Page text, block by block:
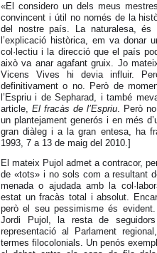
«El considero un dels meus
convincent i útil no només de la
del nostre país. La naturalesa,
l’explicació històrica, em va donar
col·lectiu i la direcció que el país
això va anar agafant gruix. Jo
Vicens Vives hi devia influir.
definitivament o no. Però de
l’Espriu i de Sepharad, i també
article, El fracàs de l’Espriu. Però
un plantejament generós i en més
gran diàleg i a la gran entesa, ha
1993, 7 a 13 de maig del 2010.]
El mateix Pujol admet a contracor,
de «tots» i no sols com a resultant
menada o ajudada amb la
estat un fracàs total i absolut.
però el seu pessimisme és
Jordi Pujol, la resta de
representació al Parlament
termes filocolonials. Un penós